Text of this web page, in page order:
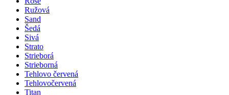
Ružová
Sand
Šedá
Sivá
Strato
Strieborá
Strieborná
Tehlovo červená
Tehlovočervená
Titan